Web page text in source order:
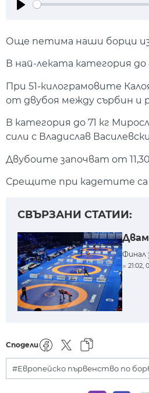
Още петима наши борци
В най-леката категория
При 51-килограмовите
от двубоя между сърбин и
В категория до 71 кг
сили с Владислав
Двубоите започват от
Срещите при кадетите са
СВЪРЗАНИ СТАТИИ:
Финал
21:02,
Сподели
#Европейско първенство по